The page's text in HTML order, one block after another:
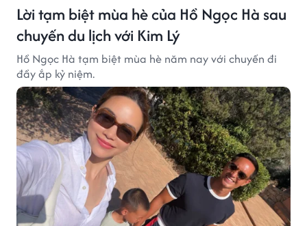
Lời tạm biệt mùa hè của Hồ Ngọc Hà sau
chuyến du lịch với Kim Lý
Hồ Ngọc Hà tạm biệt mùa hè năm nay với chuyến đi
đầy ắp kỷ niệm.